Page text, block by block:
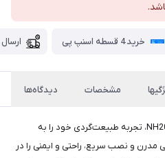
خرید 4 قسطه اسنپ پی
مشخصات دیدگاه‌ها
با چادر بادی نیچرهایک مدل NH20ZP010، تجربه طبیعت‌گردی خود را به
مدرن و نصب سریع، راحتی و ایمنی را در